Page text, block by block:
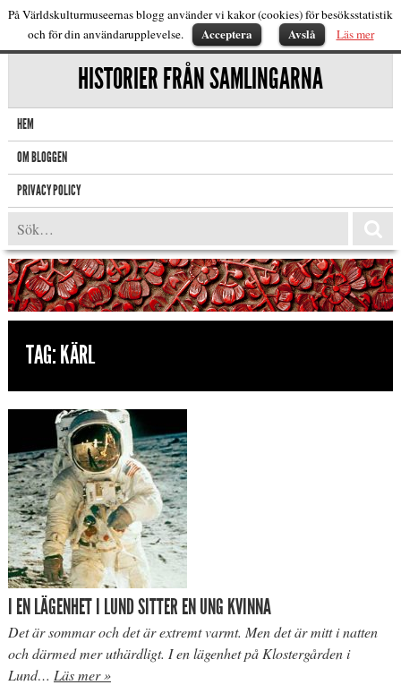
HISTORIER FRÅN SAMLINGARNA
HEM
OM BLOGGEN
PRIVACY POLICY
TAG:KÄRL
I EN LÄGENHET I LUND SITTER EN UNG KVINNA
Det är sommar och det är extremt varmt. Men det är mitt i natten
och därmed mer uthärdligt. I en lägenhet på Klostergården i
Lund… Läs mer »
På Världskulturmuseernas blogg använder vi kakor (cookies) för besöksstatistik
och för din användarupplevelse.
Acceptera Avslå Läs mer